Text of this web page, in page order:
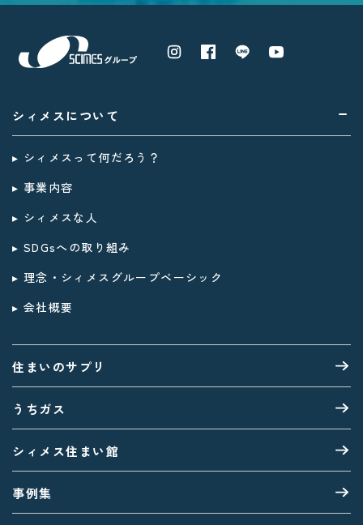
シィメスについて
▸ シィメスって何だろう？
▸ 事業内容
▸ シィメスな人
▸ SDGsへの取り組み
▸ 理念・シィメスグループベーシック
▸ 会社概要
住まいのサプリ
うちガス
シィメス住まい館
事例集